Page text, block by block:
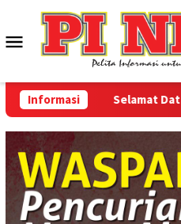
konten
Menu
Mobile
Informasi Selamat